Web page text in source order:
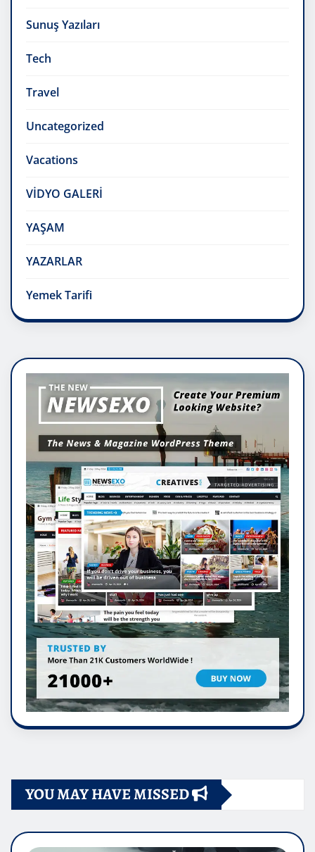
Sunuş Yazıları
Tech
Travel
Uncategorized
Vacations
VİDYO GALERİ
YAŞAM
YAZARLAR
Yemek Tarifi
YOU MAY HAVE MISSED